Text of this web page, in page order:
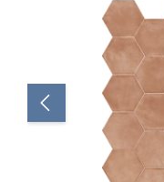
Bildergalerie